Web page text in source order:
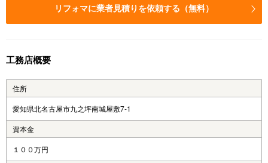
リフォマに業者見積りを依頼する（無料）
工務店概要
住所
愛知県北名古屋市九之坪南城屋敷7-1
資本金
１００万円